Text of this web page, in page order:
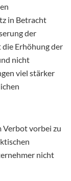
in Betracht
der
Erhöhung der
nicht
viel stärker
Verbot vorbei zu
nicht